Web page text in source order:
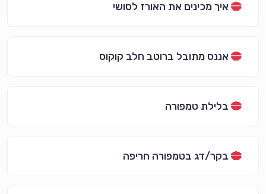
איך מכינים את האורז לסושי
אננס מתובל ברוטב חלב קוקוס
בלילת טמפורה
בקר/דג בטמפורה חריפה